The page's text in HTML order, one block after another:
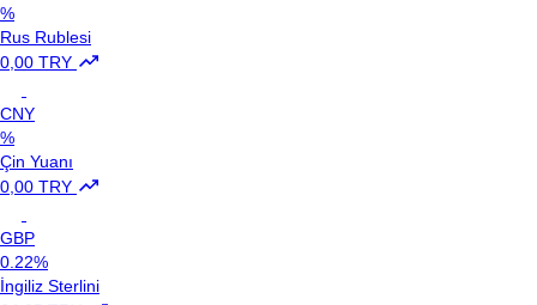
%
Rus Rublesi
0,00 TRY
CNY
%
Çin Yuanı
0,00 TRY
GBP
0.22%
İngiliz Sterlini